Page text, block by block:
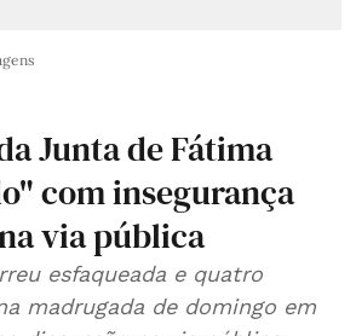
Junta de Fátima
com insegurança
via pública
esfaqueada e quatro
madrugada de domingo em